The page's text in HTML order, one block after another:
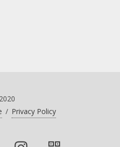
2020
/ Privacy Policy